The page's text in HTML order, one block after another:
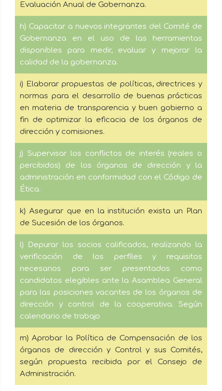
Evaluación Anual de Gobernanza.
h) Capacitar a nuevos integrantes del Comité de
Gobernanza en el uso de las herramientas
disponibles para medir, evaluar y mejorar la
calidad de la gobernanza.
i) Elaborar propuestas de políticas, directrices y
normas para el desarrollo de buenas prácticas
en materia de transparencia y buen gobierno a
fin de optimizar la eficacia de los órganos de
dirección y comisiones.
j) Supervisar los conflictos de interés (reales o
percibidos) de los órganos de dirección y la
administración en conformidad con el Código de
Ética.
k) Asegurar que en la institución exista un Plan
de Sucesión de los órganos.
l) Depurar los socios calificados, realizando la
verificación de los perfiles y requisitos
necesarios para ser presentados como
candidatos elegibles ante la Asamblea General
para las posiciones vacantes de los órganos de
dirección y control de la cooperativa. Según
calendario de trabajo
m) Aprobar la Política de Compensación de los
órganos de dirección y Control y sus Comités,
según propuesta recibida por el Consejo de
Administración.